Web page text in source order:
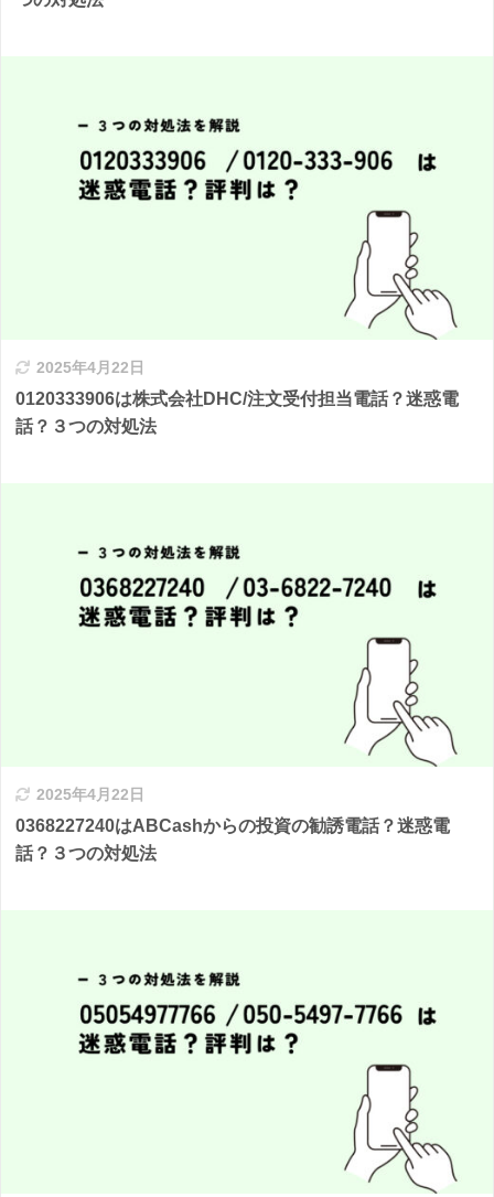
2025年4月22日
0120333906は株式会社DHC/注文受付担当電話？迷惑電
話？３つの対処法
2025年4月22日
0368227240はABCashからの投資の勧誘電話？迷惑電
話？３つの対処法